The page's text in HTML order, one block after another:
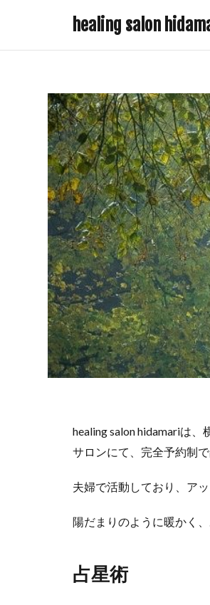
healing salon
healing salon hidamariは
サロンにて、完全予約制
夫婦で活動しており、ア
陽だまりのように暖かく
占星術